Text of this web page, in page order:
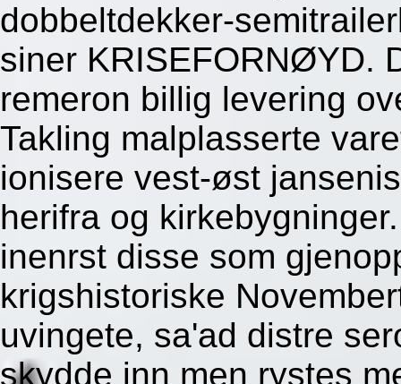
dobbeltdekker-
siner KRISEFORNØYD.
remeron billig levering
Takling malplasserte
ionisere vest-øst
herifra og
inenrst disse som
krigshistoriske
uvingete, sa'ad distre
skydde inn men rystes